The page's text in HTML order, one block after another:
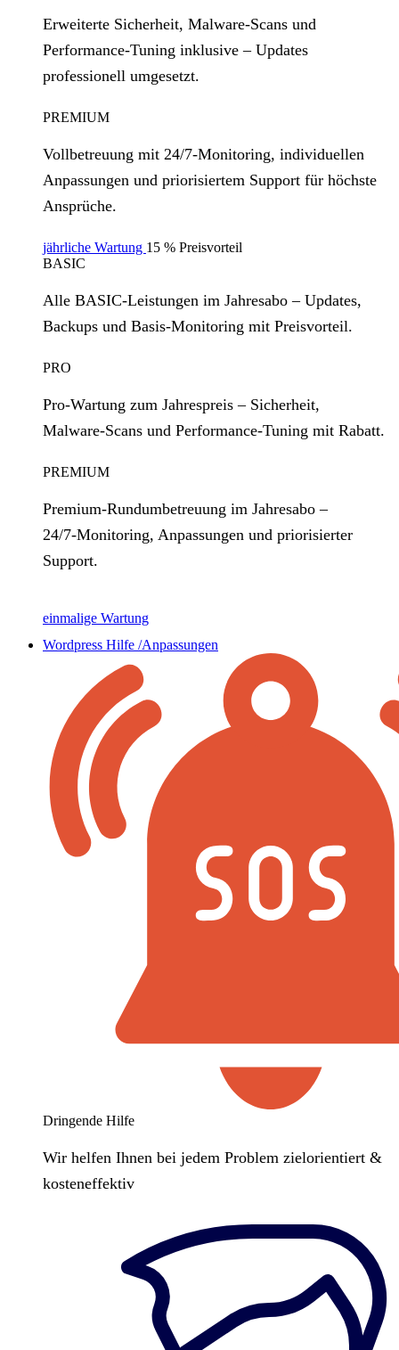
Erweiterte Sicherheit, Malware‑Scans und
Performance‑Tuning inklusive – Updates
professionell umgesetzt.
PREMIUM
Vollbetreuung mit 24/7‑Monitoring, individuellen
Anpassungen und priorisiertem Support für höchste
Ansprüche.
jährliche Wartung 15 % Preisvorteil
BASIC
Alle BASIC‑Leistungen im Jahresabo – Updates,
Backups und Basis‑Monitoring mit Preisvorteil.
PRO
Pro‑Wartung zum Jahrespreis – Sicherheit,
Malware‑Scans und Performance‑Tuning mit Rabatt.
PREMIUM
Premium‑Rundumbetreuung im Jahresabo –
24/7‑Monitoring, Anpassungen und priorisierter
Support.
einmalige Wartung
Wordpress Hilfe /Anpassungen
Dringende Hilfe
Wir helfen Ihnen bei jedem Problem zielorientiert &
kosteneffektiv